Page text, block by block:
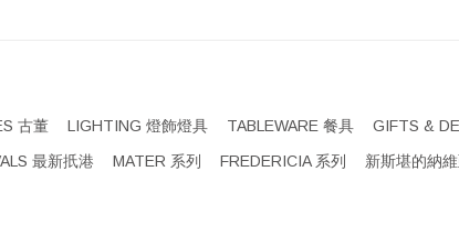
古董 LIGHTING 燈飾燈具 TABLEWARE 餐具
GIFTS &
最新扺港 MATER 系列 FREDERICIA 系列 新斯堪的納